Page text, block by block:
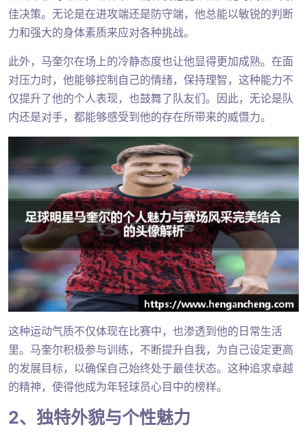
佳决策。无论是在进攻端还是防守端，他总能以敏锐的判断
力和强大的身体素质来应对各种挑战。
此外，马奎尔在场上的冷静态度也让他显得更加成熟。在面
对压力时，他能够控制自己的情绪，保持理智，这种能力不
仅提升了他的个人表现，也鼓舞了队友们。因此，无论是队
内还是对手，都能够感受到他的存在所带来的威慑力。
这种运动气质不仅体现在比赛中，也渗透到他的日常生活
里。马奎尔积极参与训练，不断提升自我，为自己设定更高
的发展目标，以确保自己始终处于最佳状态。这种追求卓越
的精神，使得他成为年轻球员心目中的榜样。
2、独特外貌与个性魅力